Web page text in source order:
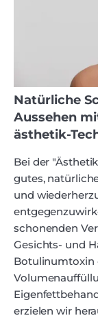
Natürliche
Aussehen
ästhetik-
Bei der
gutes,
und
schonenden
Gesichts- und
Botulinumtoxin
erzielen wir